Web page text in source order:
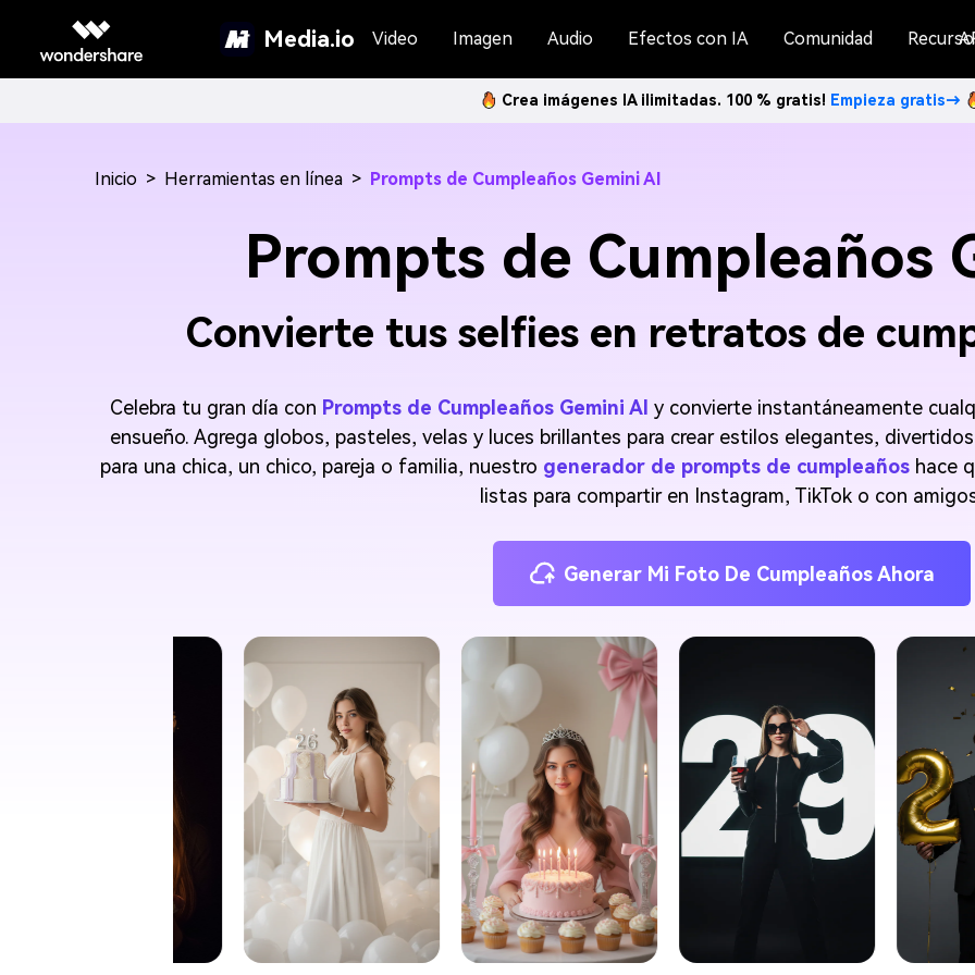
Media.io Video Imagen Audio Efectos con IA Comunidad
Crea imágenes IA ilimitadas. 100 % gratis! Empieza gratis→
Inicio > Herramientas en línea > Prompts de Cumpleaños Gemini AI
Prompts de Cumpleaños
Convierte tus selfies en retratos de
Celebra tu gran día con Prompts de Cumpleaños Gemini AI y convierte instantáneamente
ensueño. Agrega globos, pasteles, velas y luces brillantes para crear estilos elegantes,
para una chica, un chico, pareja o familia, nuestro generador de prompts de cumpleaños hace
listas para compartir en Instagram, TikTok o con
Generar Mi Foto De Cumpleaños Ahora